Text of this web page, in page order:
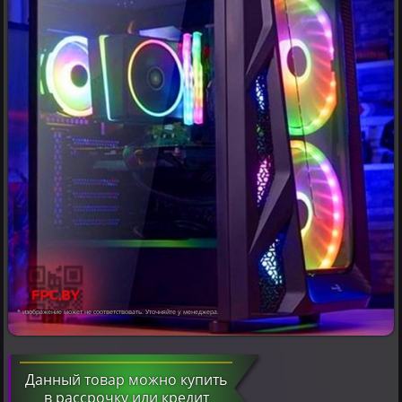
* изображение может не соответствовать. Уточняйте у менеджера.
Данный товар можно купить
в рассрочку или кредит